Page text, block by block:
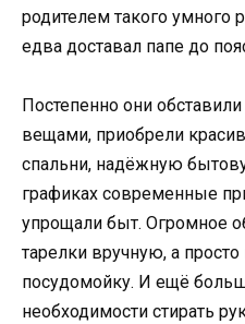
родителем такого умного
едва доставал папе до
Постепенно они
вещами, приобрели
спальни, надёжную
графиках современные
упрощали быт. Огромное
тарелки вручную, а
посудомойку. И ещё
необходимости стирать